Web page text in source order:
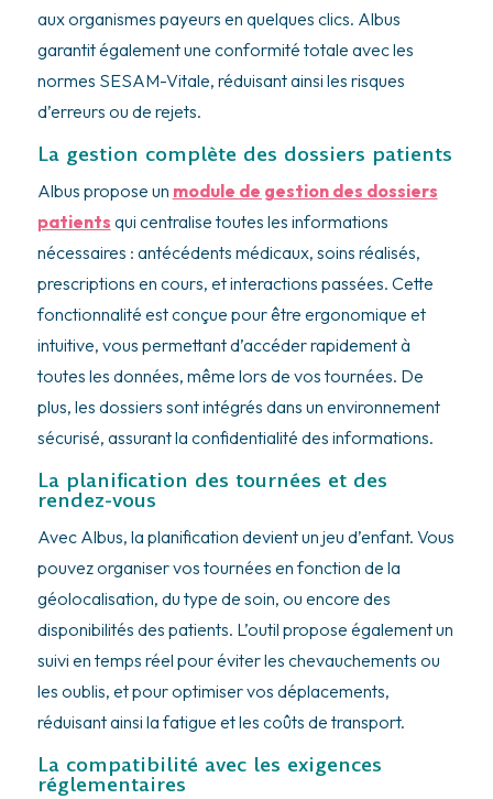
aux organismes payeurs en quelques clics. Albus
garantit également une conformité totale avec les
normes SESAM-Vitale, réduisant ainsi les risques
d’erreurs ou de rejets.
La gestion complète des dossiers patients
Albus propose un module de gestion des dossiers
patients qui centralise toutes les informations
nécessaires : antécédents médicaux, soins réalisés,
prescriptions en cours, et interactions passées. Cette
fonctionnalité est conçue pour être ergonomique et
intuitive, vous permettant d’accéder rapidement à
toutes les données, même lors de vos tournées. De
plus, les dossiers sont intégrés dans un environnement
sécurisé, assurant la confidentialité des informations.
La planification des tournées et des
rendez-vous
Avec Albus, la planification devient un jeu d’enfant. Vous
pouvez organiser vos tournées en fonction de la
géolocalisation, du type de soin, ou encore des
disponibilités des patients. L’outil propose également un
suivi en temps réel pour éviter les chevauchements ou
les oublis, et pour optimiser vos déplacements,
réduisant ainsi la fatigue et les coûts de transport.
La compatibilité avec les exigences
réglementaires